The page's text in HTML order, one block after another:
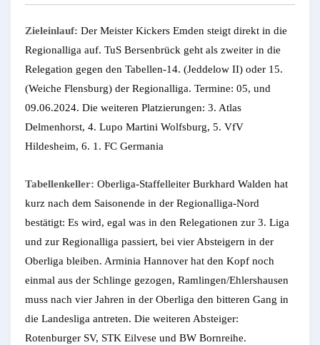
Zieleinlauf: Der Meister Kickers Emden steigt direkt in die
Regionalliga auf. TuS Bersenbrück geht als zweiter in die
Relegation gegen den Tabellen-14. (Jeddelow II) oder 15.
(Weiche Flensburg) der Regionalliga. Termine: 05, und
09.06.2024. Die weiteren Platzierungen: 3. Atlas
Delmenhorst, 4. Lupo Martini Wolfsburg, 5. VfV
Hildesheim, 6. 1. FC Germania
Tabellenkeller: Oberliga-Staffelleiter Burkhard Walden hat
kurz nach dem Saisonende in der Regionalliga-Nord
bestätigt: Es wird, egal was in den Relegationen zur 3. Liga
und zur Regionalliga passiert, bei vier Absteigern in der
Oberliga bleiben. Arminia Hannover hat den Kopf noch
einmal aus der Schlinge gezogen, Ramlingen/Ehlershausen
muss nach vier Jahren in der Oberliga den bitteren Gang in
die Landesliga antreten. Die weiteren Absteiger:
Rotenburger SV, STK Eilvese und BW Bornreihe.